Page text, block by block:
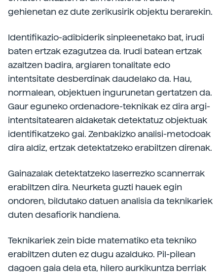
gehienetan ez dute zerikusirik objektu berarekin.
Identifikazio-adibiderik sinpleenetako bat, irudi
baten ertzak ezagutzea da. Irudi batean ertzak
azaltzen badira, argiaren tonalitate edo
intentsitate desberdinak daudelako da. Hau,
normalean, objektuen ingurunetan gertatzen da.
Gaur eguneko ordenadore-teknikak ez dira argi-
intentsitatearen aldaketak detektatuz objektuak
identifikatzeko gai. Zenbakizko analisi-metodoak
dira aldiz, ertzak detektatzeko erabiltzen direnak.
Gainazalak detektatzeko laserrezko scannerrak
erabiltzen dira. Neurketa guzti hauek egin
ondoren, bildutako datuen analisia da teknikariek
duten desafiorik handiena.
Teknikariek zein bide matematiko eta tekniko
erabiltzen duten ez dugu azalduko. Pil-pilean
dagoen gaia dela eta, hilero aurkikuntza berriak